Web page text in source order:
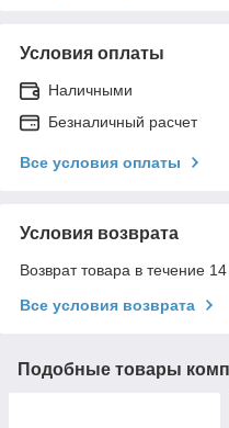
Условия оплаты
Наличными
Безналичный расчет
Все условия оплаты
Условия возврата
Возврат товара в течение
Все условия возврата
Подобные товары